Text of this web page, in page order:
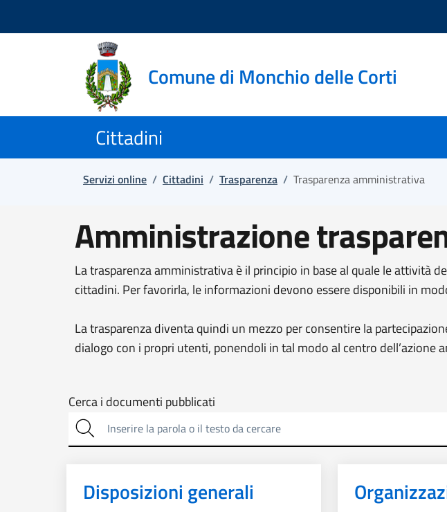
Comune di Monchio delle Corti
Cittadini
Servizi online / Cittadini / Trasparenza / Trasparenza amministrativa
Amministrazione
La trasparenza amministrativa è il principio in base al quale le attività
cittadini. Per favorirla, le informazioni devono essere disponibili in
La trasparenza diventa quindi un mezzo per consentire la
dialogo con i propri utenti, ponendoli in tal modo al centro dell’azione
Cerca
sulla
trasparenza
Cerca i documenti pubblicati
Disposizioni generali